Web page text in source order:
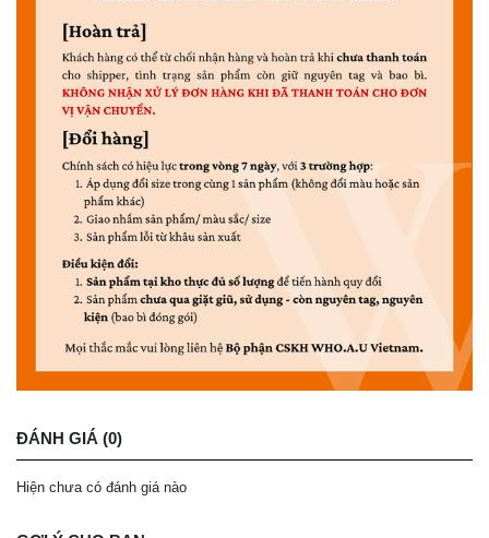
ĐÁNH GIÁ (0)
Hiện chưa có đánh giá nào